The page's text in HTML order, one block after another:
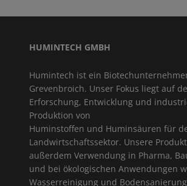
HUMINTECH GMBH
Humintech ist ein
Grevenbroich. Unser Fokus liegt auf
Erforschung, Entwicklung und
Produktion von
Huminstoffen und Huminsäuren für
Landwirtschaftssektor. Unsere
außerdem Verwendung in Pharma,
und bei ökologischen Anwendungen
Wasserreinigung und